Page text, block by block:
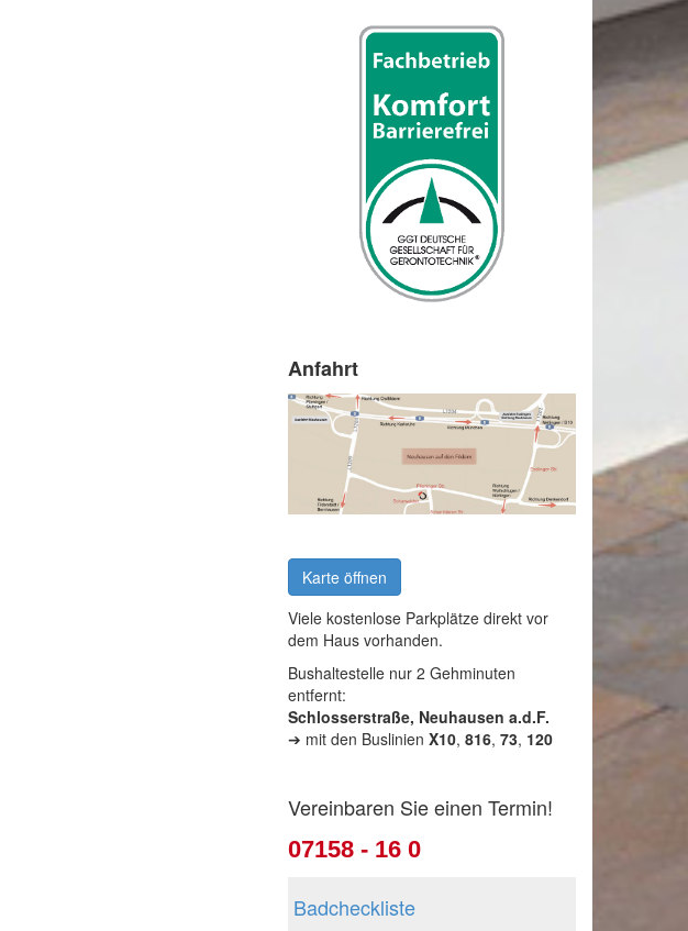
Anfahrt
Karte öffnen
Viele kostenlose Parkplätze direkt vor
dem Haus vorhanden.
Bushaltestelle nur 2 Gehminuten
entfernt:
Schlosserstraße, Neuhausen a.d.F.
➔ mit den Buslinien X10, 816, 73, 120
Vereinbaren Sie einen Termin!
07158 - 16 0
Badcheckliste